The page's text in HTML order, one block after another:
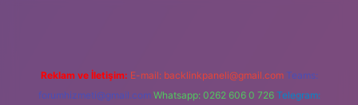
Reklam ve İletişim: E-mail: backlinkpaneli@gmail.com Teams:
forumhizmeti@gmail.com Whatsapp: 0262 606 0 726 Telegram: